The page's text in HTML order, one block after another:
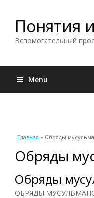
Понятия
Вспомогательный
Menu
Вы здесь
Главная » Обряды
Обряды
Обряды
ОБРЯДЫ